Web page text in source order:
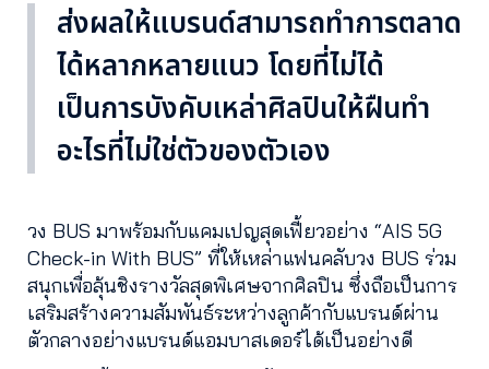
ส่งผลให้แบรนด์สามารถทำการตลาด
ได้หลากหลายแนว โดยที่ไม่ได้
เป็นการบังคับเหล่าศิลปินให้ฝืนทำ
อะไรที่ไม่ใช่ตัวของตัวเอง
วง BUS มาพร้อมกับแคมเปญสุดเฟี้ยวอย่าง “AIS 5G
Check-in With BUS” ที่ให้เหล่าแฟนคลับวง BUS ร่วม
สนุกเพื่อลุ้นชิงรางวัลสุดพิเศษจากศิลปิน ซึ่งถือเป็นการ
เสริมสร้างความสัมพันธ์ระหว่างลูกค้ากับแบรนด์ผ่าน
ตัวกลางอย่างแบรนด์แอมบาสเดอร์ได้เป็นอย่างดี